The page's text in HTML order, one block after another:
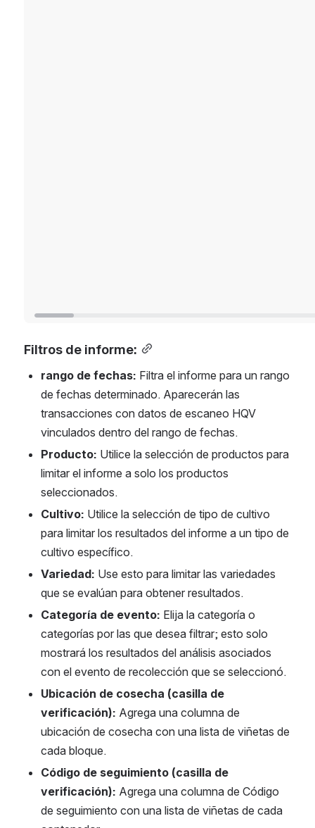
Filtros de informe:
Filtra el informe para un rango
transacciones con datos de escaneo HQV
vinculados dentro del rango de fechas.
Utilice la selección de productos para
seleccionados.
Cultivo:
Utilice la selección de tipo de cultivo
para limitar los resultados del informe a un tipo de
cultivo específico.
Variedad:
Use esto para limitar las variedades
que se evalúan para obtener resultados.
Categoría de evento:
Elija la categoría o
mostrará los resultados del análisis asociados
con el evento de recolección que se seleccionó.
Ubicación de cosecha (casilla de
ubicación de cosecha con una lista de viñetas de
cada bloque.
Código de seguimiento (casilla de
verificación):